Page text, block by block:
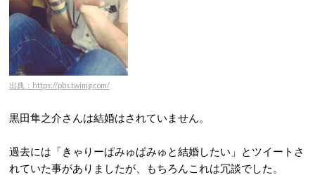
出典：https://pbs.twimg.com/
黒田隼之介さんは結婚はされていません。
過去には「きゃりーぱみゅぱみゅと結婚したい」とツイートさ
れていた事がありましたが、もちろんこれは冗談でした。